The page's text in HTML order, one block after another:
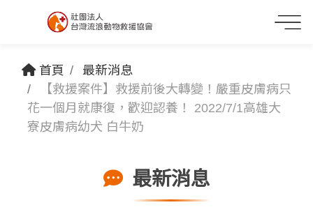
首頁
最新消息
【救援案件】救援前後大轉變！嚴重皮膚病只
花一個月就康復，歡迎認養！ 2022/7/1高雄大
寮皮膚病幼犬 白牛奶
最新消息